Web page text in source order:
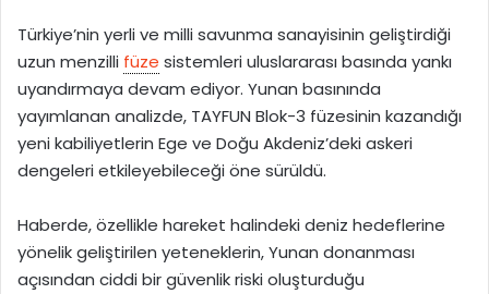
Türkiye’nin yerli ve milli savunma sanayisinin geliştirdiği
uzun menzilli füze sistemleri uluslararası basında yankı
uyandırmaya devam ediyor. Yunan basınında
yayımlanan analizde, TAYFUN Blok-3 füzesinin kazandığı
yeni kabiliyetlerin Ege ve Doğu Akdeniz’deki askeri
dengeleri etkileyebileceği öne sürüldü.
Haberde, özellikle hareket halindeki deniz hedeflerine
yönelik geliştirilen yeteneklerin, Yunan donanması
açısından ciddi bir güvenlik riski oluşturduğu